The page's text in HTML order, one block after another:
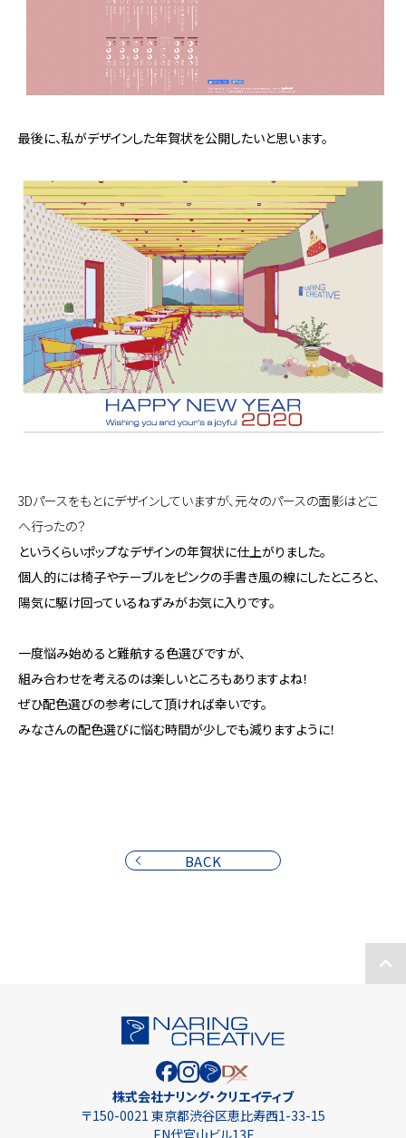
最後に、私がデザインした年賀状を公開したいと思います。
3Dパースをもとにデザインしていますが、元々のパースの面影はどこ
へ行ったの？
というくらいポップなデザインの年賀状に仕上がりました。
個人的には椅子やテーブルをピンクの手書き風の線にしたところと、
陽気に駆け回っているねずみがお気に入りです。
一度悩み始めると難航する色選びですが、
組み合わせを考えるのは楽しいところもありますよね！
ぜひ配色選びの参考にして頂ければ幸いです。
みなさんの配色選びに悩む時間が少しでも減りますように！
BACK
株式会社ナリング・クリエイティブ
〒150-0021 東京都渋谷区恵比寿西1-33-15
EN代官山ビル13F